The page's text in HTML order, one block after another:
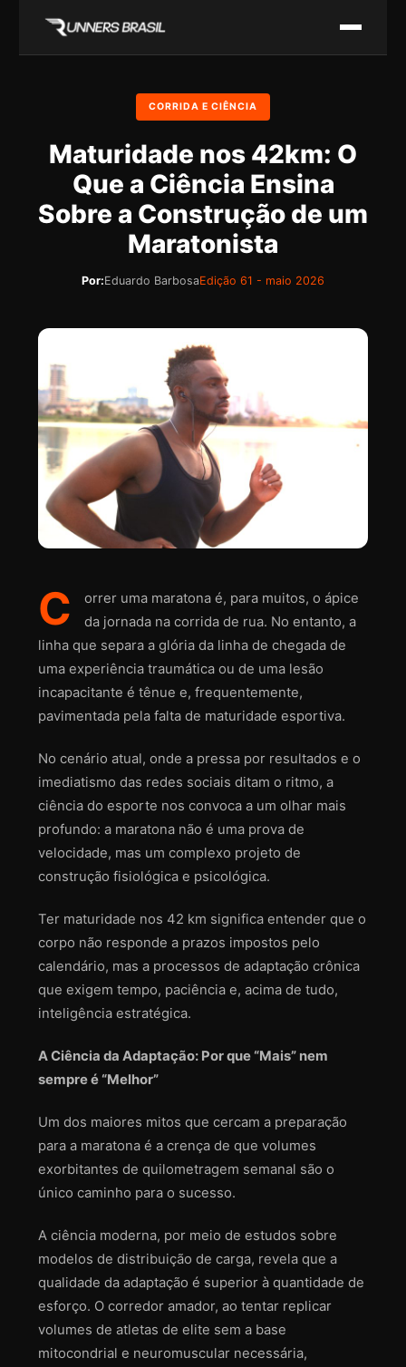
CORRIDA E CIÊNCIA
Maturidade nos 42km: O
Que a Ciência Ensina
Sobre a Construção de um
Maratonista
Por:Eduardo BarbosaEdição 61 - maio 2026
C
orrer uma maratona é, para muitos, o ápice
da jornada na corrida de rua. No entanto, a
linha que separa a glória da linha de chegada de
uma experiência traumática ou de uma lesão
incapacitante é tênue e, frequentemente,
pavimentada pela falta de maturidade esportiva.
No cenário atual, onde a pressa por resultados e o
imediatismo das redes sociais ditam o ritmo, a
ciência do esporte nos convoca a um olhar mais
profundo: a maratona não é uma prova de
velocidade, mas um complexo projeto de
construção fisiológica e psicológica.
Ter maturidade nos 42 km significa entender que o
corpo não responde a prazos impostos pelo
calendário, mas a processos de adaptação crônica
que exigem tempo, paciência e, acima de tudo,
inteligência estratégica.
A Ciência da Adaptação: Por que “Mais” nem
sempre é “Melhor”
Um dos maiores mitos que cercam a preparação
para a maratona é a crença de que volumes
exorbitantes de quilometragem semanal são o
único caminho para o sucesso.
A ciência moderna, por meio de estudos sobre
modelos de distribuição de carga, revela que a
qualidade da adaptação é superior à quantidade de
esforço. O corredor amador, ao tentar replicar
volumes de atletas de elite sem a base
mitocondrial e neuromuscular necessária,